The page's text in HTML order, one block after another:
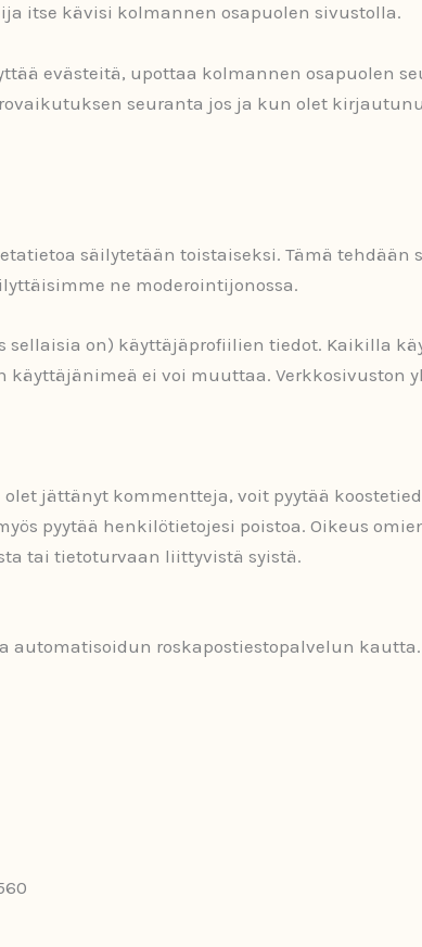
itse kävisi kolmannen osapuolen sivustolla.
evästeitä, upottaa kolmannen osapuolen
seuranta jos ja kun olet
säilytetään toistaiseksi. Tämä tehdään
ne moderointijonossa.
sellaisia on) käyttäjäprofiilien tiedot. Kaikilla
ei voi muuttaa.
jättänyt kommentteja, voit pyytää
pyytää henkilötietojesi poistoa. Oikeus
tai tietoturvaan liittyvistä syistä.
automatisoidun roskapostiestopalvelun kautta.